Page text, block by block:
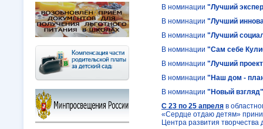
В номинации "Лучший
В номинации "Лучший
В номинации "Лучший
В номинации "Сам себе
В номинации "Лучший
В номинации "Наш дом -
В номинации "Новый взгляд"
С 23 по 25 апреля в
«Сердце отдаю детям»
Центра развития